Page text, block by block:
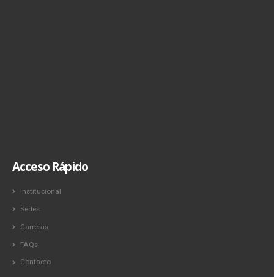
Acceso Rápido
Institucional
Sedes
Carreras
FAQs
Contacto